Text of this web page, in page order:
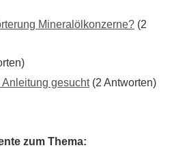
Mineralölkonzerne? (2
Anleitung gesucht(2 Antworten)
zum Thema: